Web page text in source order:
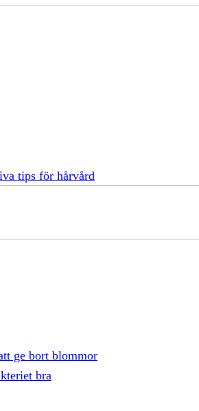
tips för hårvård
ge bort blommor
bra